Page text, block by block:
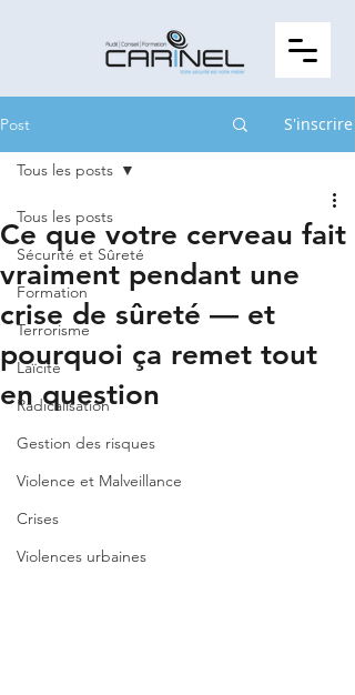
Post S'inscrire
Tous les posts
Sécurité et Sûreté
Formation
Terrorisme
Laïcité
Radicalisation
Gestion des risques
Violence et Malveillance
Crises
Violences urbaines
Tous les posts
Ce que votre cerveau fait
vraiment pendant une
crise de sûreté — et
pourquoi ça remet tout
en question